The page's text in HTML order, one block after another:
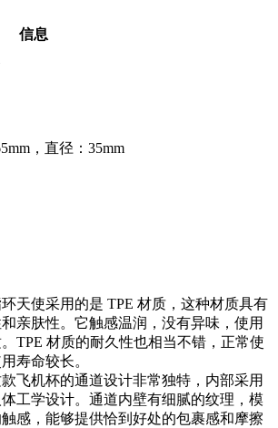
信息
，直径：35mm
环天使采用的是 TPE 材质，这种材质具有
亲肤性。它触感温润，没有异味，使用
TPE 材质的耐久性也相当不错，正常使
寿命较长。
飞机杯的通道设计非常独特，内部采用
工学设计。通道内壁有细腻的纹理，模
感，能够提供恰到好处的包裹感和摩擦